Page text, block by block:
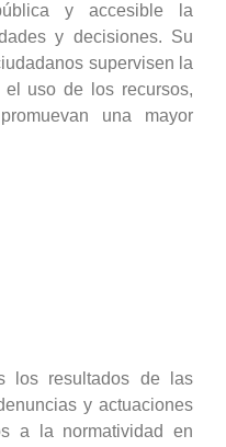
y accesible la
y decisiones. Su
supervisen la
el uso de los recursos,
una mayor
los resultados de las
y actuaciones
a la normatividad en